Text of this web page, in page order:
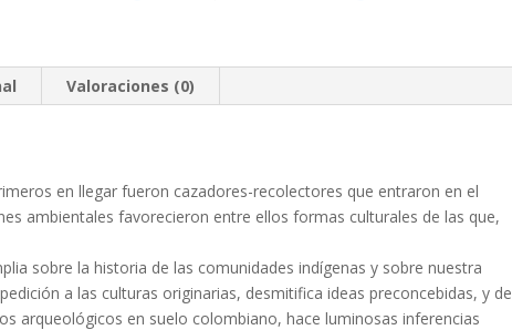
Valoraciones (0)
en llegar fueron cazadores-recolectores que entraron en el
ambientales favorecieron entre ellos formas culturales de las que,
sobre la historia de las comunidades indígenas y sobre nuestra
a las culturas originarias, desmitifica ideas preconcebidas, y de
arqueológicos en suelo colombiano, hace luminosas inferencias